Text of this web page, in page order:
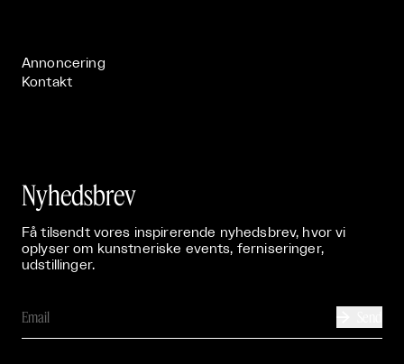
Annoncering
Kontakt
Nyhedsbrev
Få tilsendt vores inspirerende nyhedsbrev, hvor vi
oplyser om kunstneriske events, ferniseringer,
udstillinger.